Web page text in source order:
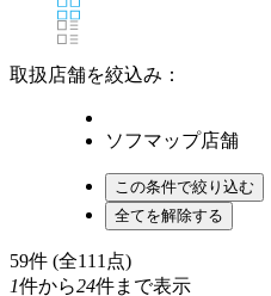
取扱店舗を絞込み：
ソフマップ店舗
59件 (全111点)
1件から24件まで表示